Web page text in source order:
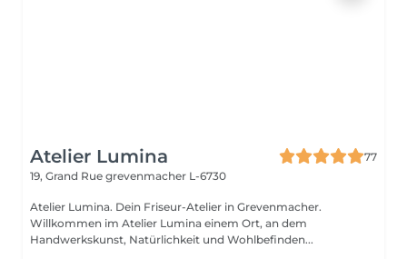
Atelier Lumina
77
19, Grand Rue grevenmacher L-6730
Atelier Lumina. Dein Friseur-Atelier in Grevenmacher.
Willkommen im Atelier Lumina einem Ort, an dem
Handwerkskunst, Natürlichkeit und Wohlbefinden...